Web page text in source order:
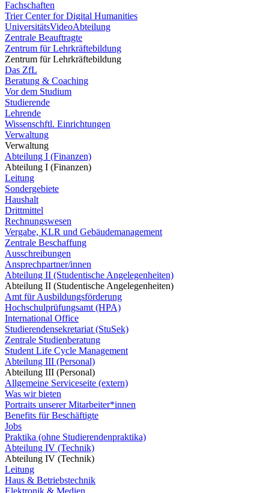
Fachschaften
Trier Center for Digital Humanities
UniversitätsVideoAbteilung
Zentrale Beauftragte
Zentrum für Lehrkräftebildung
Zentrum für Lehrkräftebildung
Das ZfL
Beratung & Coaching
Vor dem Studium
Studierende
Lehrende
Wissenschftl. Einrichtungen
Verwaltung
Verwaltung
Abteilung I (Finanzen)
Abteilung I (Finanzen)
Leitung
Sondergebiete
Haushalt
Drittmittel
Rechnungswesen
Vergabe, KLR und Gebäudemanagement
Zentrale Beschaffung
Ausschreibungen
Ansprechpartner/innen
Abteilung II (Studentische Angelegenheiten)
Abteilung II (Studentische Angelegenheiten)
Amt für Ausbildungsförderung
Hochschulprüfungsamt (HPA)
International Office
Studierendensekretariat (StuSek)
Zentrale Studienberatung
Student Life Cycle Management
Abteilung III (Personal)
Abteilung III (Personal)
Allgemeine Serviceseite (extern)
Was wir bieten
Portraits unserer Mitarbeiter*innen
Benefits für Beschäftigte
Jobs
Praktika (ohne Studierendenpraktika)
Abteilung IV (Technik)
Abteilung IV (Technik)
Leitung
Haus & Betriebstechnik
Elektronik & Medien